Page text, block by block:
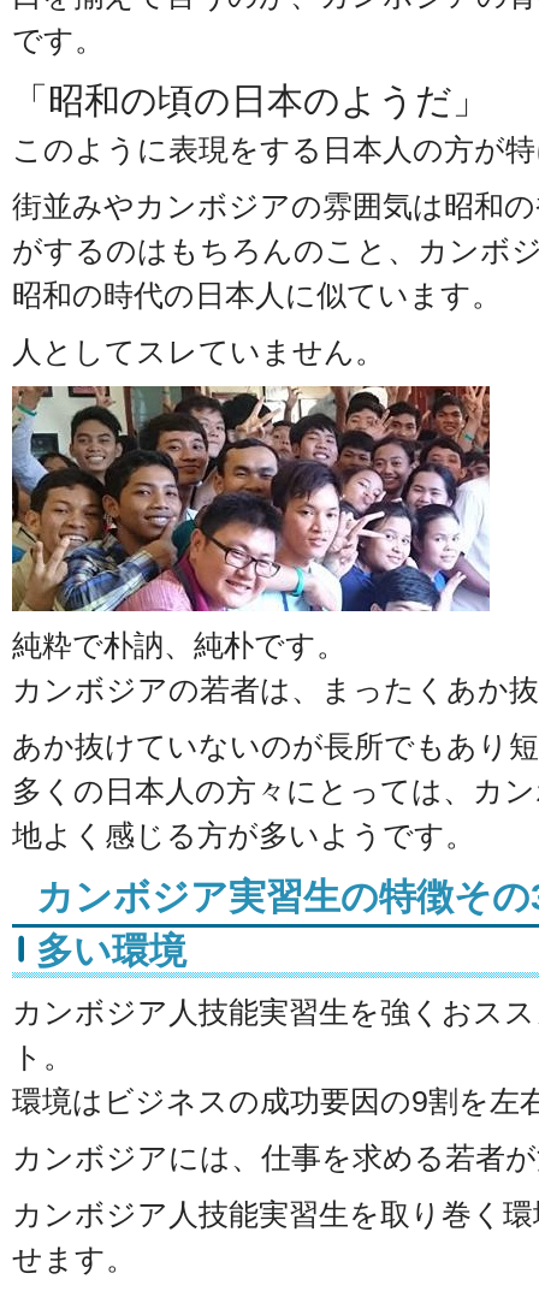
です。
「昭和の頃の日本のようだ」
このように表現をする日本人の方が
街並みやカンボジアの雰囲気は昭和
がするのはもちろんのこと、カンボ
昭和の時代の日本人に似ています。
人としてスレていません。
純粋で朴訥、純朴です。
カンボジアの若者は、まったくあか
あか抜けていないのが長所でもあり
多くの日本人の方々にとっては、カ
地よく感じる方が多いようです。
カンボジア実習生の特徴そ
多い環境
カンボジア人技能実習生を強くおス
ト。
環境はビジネスの成功要因の9割を左
カンボジアには、仕事を求める若者
カンボジア人技能実習生を取り巻く
せます。